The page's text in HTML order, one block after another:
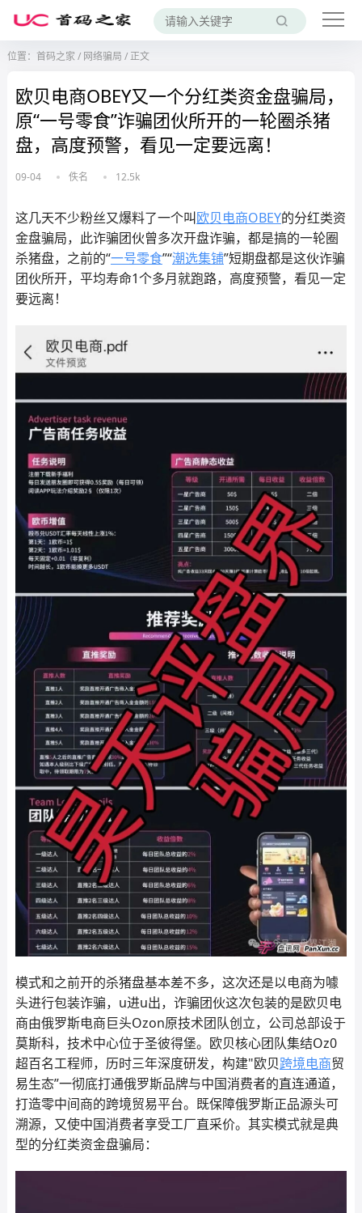
位置： 首码之家 / 网络骗局 /正文
欧贝电商OBEY又一个分红类资金盘骗局，
原“一号零食”诈骗团伙所开的一轮圈杀猪
盘，高度预警，看见一定要远离！
09-04 佚名 12.5k
这几天不少粉丝又爆料了一个叫欧贝电商OBEY的分红类资
金盘骗局，此诈骗团伙曾多次开盘诈骗，都是搞的一轮圈
杀猪盘，之前的“一号零食”“潮选集铺”短期盘都是这伙诈骗
团伙所开，平均寿命1个多月就跑路，高度预警，看见一定
要远离！
模式和之前开的杀猪盘基本差不多，这次还是以电商为噱
头进行包装诈骗，u进u出，诈骗团伙这次包装的是欧贝电
商由俄罗斯电商巨头Ozon原技术团队创立，公司总部设于
莫斯科，技术中心位于圣彼得堡。欧贝核心团队集结Oz0
超百名工程师，历时三年深度研发，构建"欧贝跨境电商贸
易生态”一彻底打通俄罗斯品牌与中国消费者的直连通道，
打造零中间商的跨境贸易平台。既保障俄罗斯正品源头可
溯源，又使中国消费者享受工厂直采价。其实模式就是典
型的分红类资金盘骗局：